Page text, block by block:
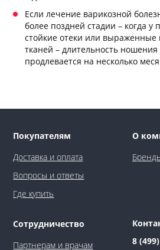
Если лечение варикозной
более поздней стадии– когда у
стойкие отеки или
тканей – длительность
продлевается на несколько
Покупателям
Доставка и оплата
Вопросы и ответы
Где купить
О
Сотрудничество
Партнерам и врачам
8